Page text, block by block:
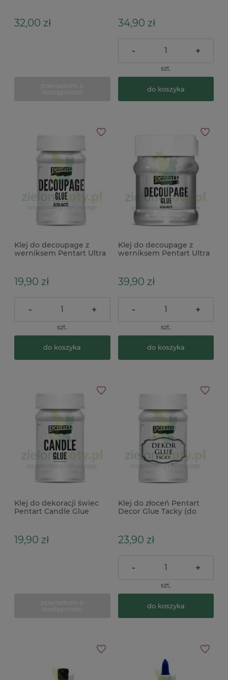
32,00 zł 34,90 zł
- +
szt.
do koszyka
Klej do decoupage z
werniksem Pentart Ultra
19,90 zł
- +
szt.
do koszyka
Klej do decoupage z
werniksem Pentart Ultra
39,90 zł
- +
szt.
do koszyka
Klej do dekoracji świec
Pentart Candle Glue
19,90 zł
Klej do złoceń Pentart
Decor Glue Tacky (do
23,90 zł
- +
szt.
do koszyka